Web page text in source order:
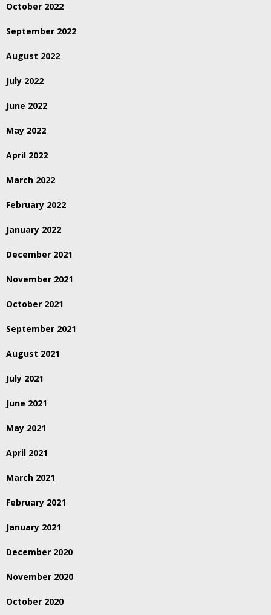
October 2022
September 2022
August 2022
July 2022
June 2022
May 2022
April 2022
March 2022
February 2022
January 2022
December 2021
November 2021
October 2021
September 2021
August 2021
July 2021
June 2021
May 2021
April 2021
March 2021
February 2021
January 2021
December 2020
November 2020
October 2020